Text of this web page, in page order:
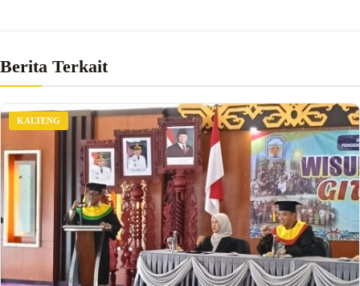
Berita Terkait
KALTENG